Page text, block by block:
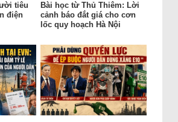
tiêu
điện
Bài học từ Thủ Thiêm: Lời
cảnh báo đắt giá cho cơn
lốc quy hoạch Hà Nội